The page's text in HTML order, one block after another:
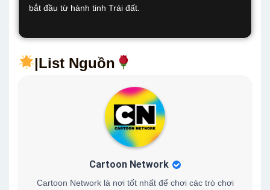
bắt đầu từ hành tinh Trái đất.
|List Nguồn
Cartoon Network
Cartoon Network là nơi tốt nhất để chơi các trò chơi